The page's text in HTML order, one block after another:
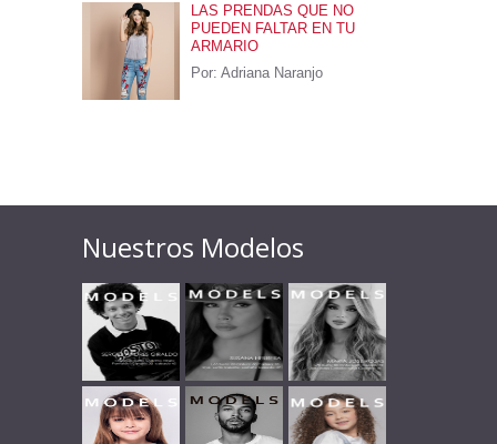
LAS PRENDAS QUE NO
PUEDEN FALTAR EN TU
ARMARIO
Por: Adriana Naranjo
Nuestros Modelos